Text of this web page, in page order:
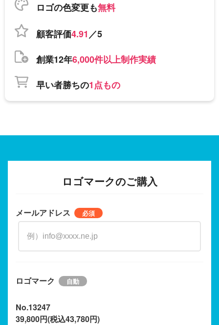
ロゴの色変更も無料
顧客評価4.91／5
創業12年6,000件以上制作実績
早い者勝ちの1点もの
ロゴマークのご購入
メールアドレス
ロゴマーク
No.13247
39,800円(税込43,780円)